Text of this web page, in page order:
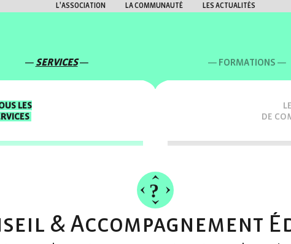
L'ASSOCIATION LA COMMUNAUTÉ LES ACTUALITÉS
SERVICES FORMATIONS
LES
DE
& Accompagnement